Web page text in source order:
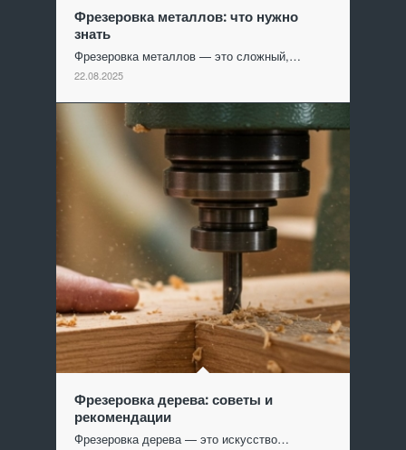
Фрезеровка металлов: что нужно
знать
Фрезеровка металлов — это сложный,…
22.08.2025
Фрезеровка дерева: советы и
рекомендации
Фрезеровка дерева — это искусство…